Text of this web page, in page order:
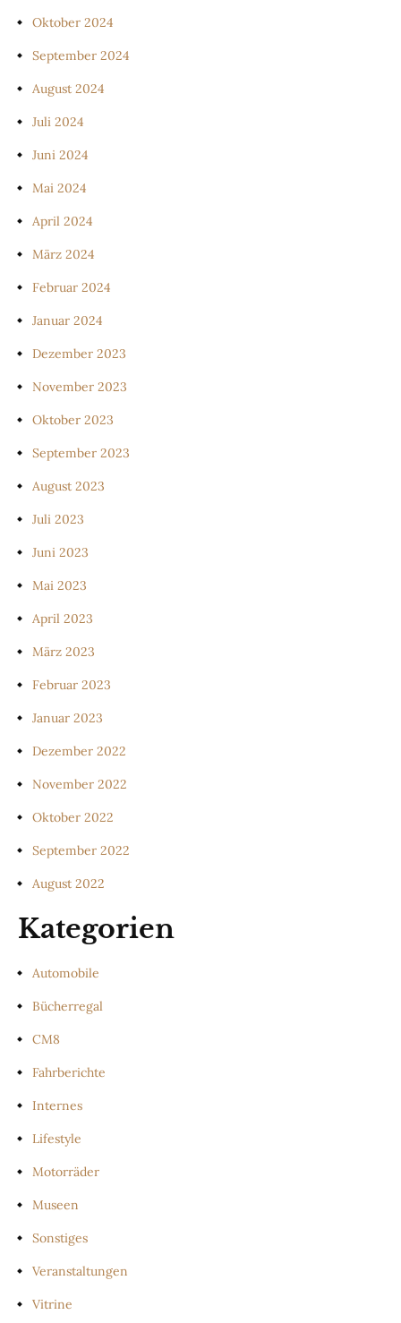
Oktober 2024
September 2024
August 2024
Juli 2024
Juni 2024
Mai 2024
April 2024
März 2024
Februar 2024
Januar 2024
Dezember 2023
November 2023
Oktober 2023
September 2023
August 2023
Juli 2023
Juni 2023
Mai 2023
April 2023
März 2023
Februar 2023
Januar 2023
Dezember 2022
November 2022
Oktober 2022
September 2022
August 2022
Kategorien
Automobile
Bücherregal
CM8
Fahrberichte
Internes
Lifestyle
Motorräder
Museen
Sonstiges
Veranstaltungen
Vitrine